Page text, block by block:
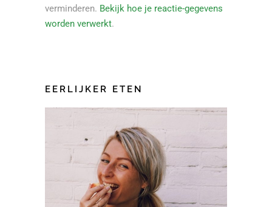
verminderen. Bekijk hoe je reactie-gegevens
worden verwerkt.
EERLIJKER ETEN